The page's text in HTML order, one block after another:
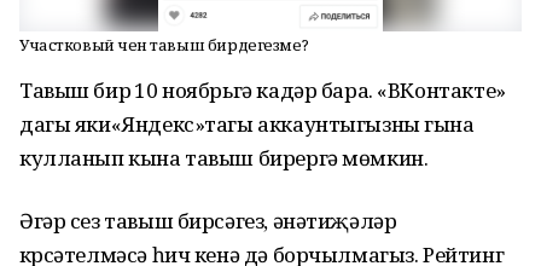
Участковый өчен тавыш бирдегезме?
Тавыш бирү 10 ноябрьгә кадәр бара. «ВКонтакте»
дагы яки«Яндекс»тагы аккаунтыгызны гына
кулланып кына тавыш бирергә мөмкин.
Әгәр сез тавыш бирсәгез, әнәтиҗәләр
күрсәтелмәсә һич кенә дә борчылмагыз. Рейтинг